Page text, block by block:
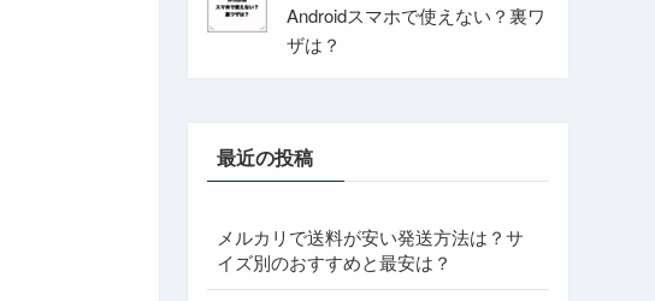
Androidスマホで使えない？裏ワ
ザは？
最近の投稿
メルカリで送料が安い発送方法は？サ
イズ別のおすすめと最安は？